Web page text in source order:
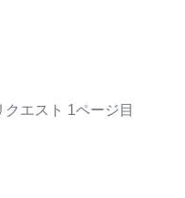
クエスト 1ページ目